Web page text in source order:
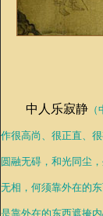
中人乐寂静
作很高尚、很正直、
圆融无碍，和光同尘
无相，何须靠外在的
是靠外在的东西遮掩